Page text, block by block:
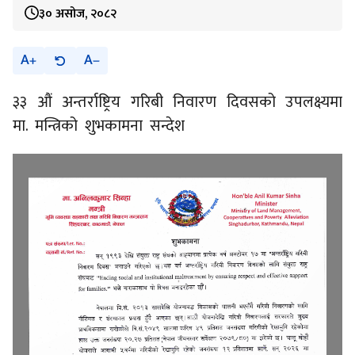
३० असोज, २०८२
A A
३३ औं अन्तर्राष्ट्रिय गरिबी निवारण दिवसको उपलक्ष्यमा
मा. मन्त्रिको शुभकामना सन्देश